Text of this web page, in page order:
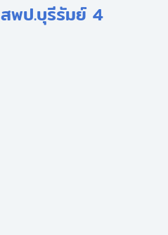
สพป.บุรีรัมย์ 4